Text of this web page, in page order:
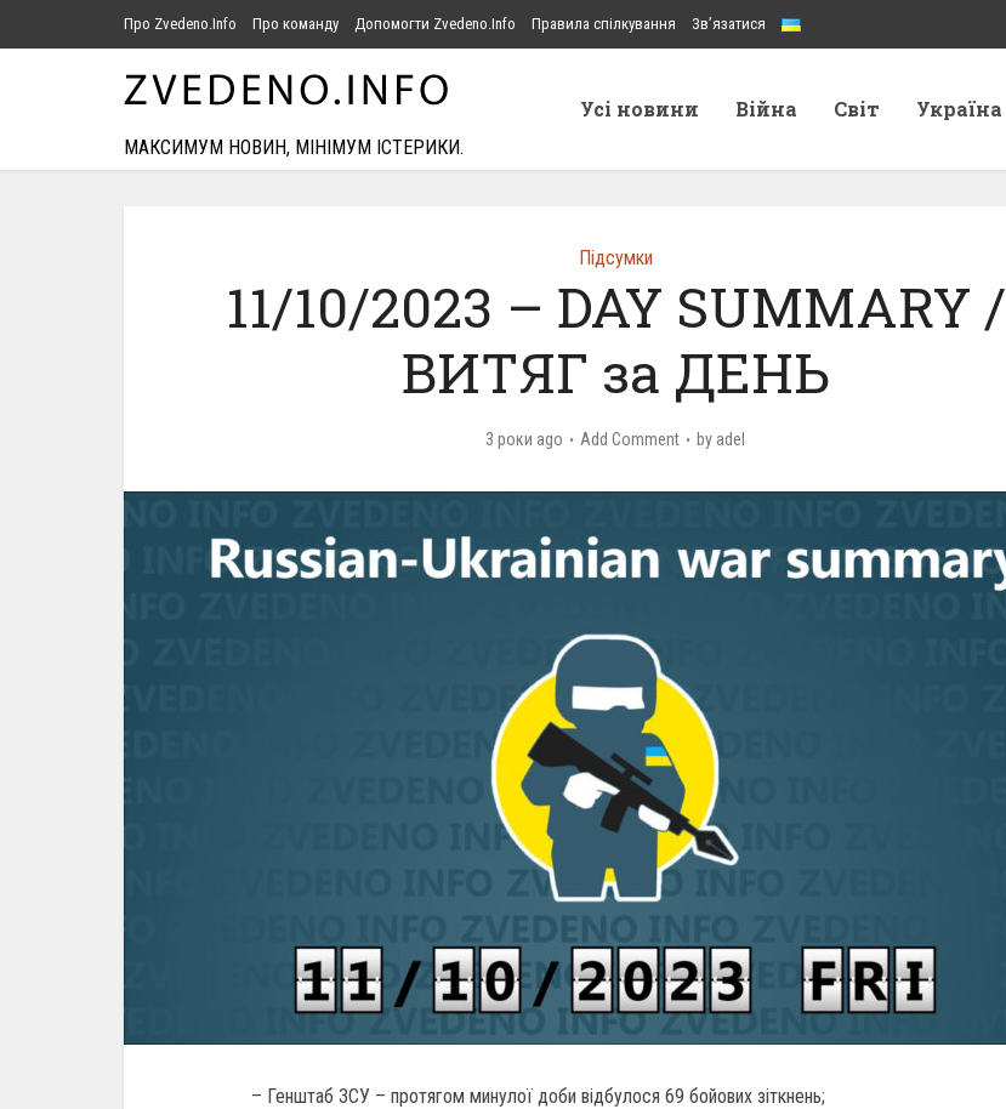
Про Zvedeno.Info Про команду Допомогти Zvedeno.Info Правила спілкування Зв’язатися
МАКСИМУМ НОВИН, МІНІМУМ ІСТЕРИКИ.
Усі новини Війна Світ Україна
Підсумки
11/10/2023 – DAY SUMMARY /
ВИТЯГ за ДЕНЬ
3 роки ago Add Comment by adel
– Генштаб ЗСУ – протягом минулої доби відбулося 69 бойових зіткнень;